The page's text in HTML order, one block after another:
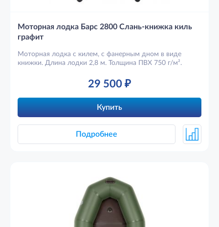
Моторная лодка Барс 2800 Слань-книжка киль
графит
Моторная лодка с килем, с фанерным дном в виде
книжки. Длина лодки 2,8 м. Толщина ПВХ 750 г/м².
29 500 ₽
Купить
Подробнее